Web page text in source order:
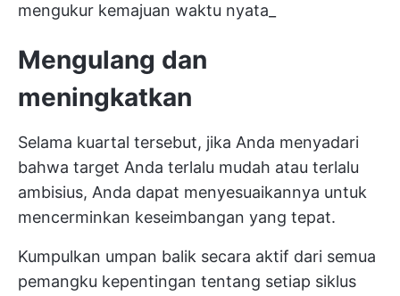
mengukur kemajuan waktu nyata_
Mengulang dan
meningkatkan
Selama kuartal tersebut, jika Anda menyadari
bahwa target Anda terlalu mudah atau terlalu
ambisius, Anda dapat menyesuaikannya untuk
mencerminkan keseimbangan yang tepat.
Kumpulkan umpan balik secara aktif dari semua
pemangku kepentingan tentang setiap siklus